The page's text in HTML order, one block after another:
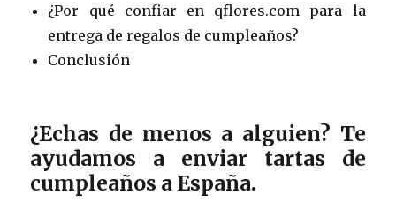
¿Por qué confiar en qflores.com para la
entrega de regalos de cumpleaños?
Conclusión
¿Echas de menos a alguien? Te
ayudamos a enviar tartas de
cumpleaños a España.